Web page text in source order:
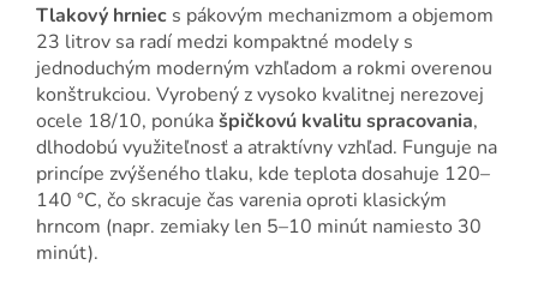
Tlakový hrniec s pákovým mechanizmom a objemom
23 litrov sa radí medzi kompaktné modely s
jednoduchým moderným vzhľadom a rokmi overenou
konštrukciou. Vyrobený z vysoko kvalitnej nerezovej
ocele 18/10, ponúkašpičkovú kvalitu spracovania,
dlhodobú využiteľnosť a atraktívny vzhľad. Funguje na
princípe zvýšeného tlaku, kde teplota dosahuje 120–
140 °C, čo skracuje čas varenia oproti klasickým
hrncom (napr. zemiaky len 5–10 minút namiesto 30
minút).